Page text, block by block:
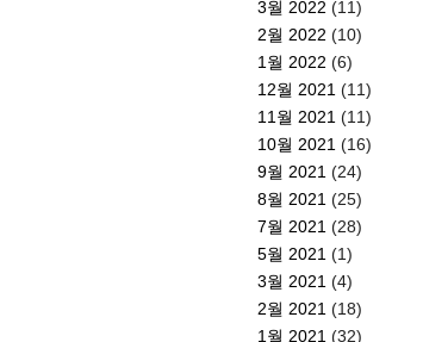
3월 2022 (11)
2월 2022 (10)
1월 2022 (6)
12월 2021 (11)
11월 2021 (11)
10월 2021 (16)
9월 2021 (24)
8월 2021 (25)
7월 2021 (28)
5월 2021 (1)
3월 2021 (4)
2월 2021 (18)
1월 2021 (32)